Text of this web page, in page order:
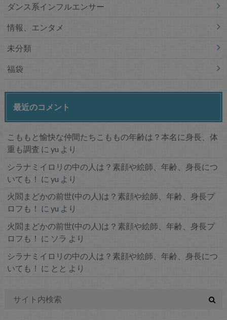
ダンス系インフルエンサー
情報、エンタメ
未分類
福袋
最近のコメント
こももと愉快な仲間たちこももの年齢は？本名に身長、体
重も調査 に yu より
シラナミイロリの中の人は？素顔や絵師、年齢、身長につ
いても！ に yu より
火閻まどかの前世(中の人)は？素顔や絵師、年齢、身長プ
ロフも！ に yu より
火閻まどかの前世(中の人)は？素顔や絵師、年齢、身長プ
ロフも！ に ソラ より
シラナミイロリの中の人は？素顔や絵師、年齢、身長につ
いても！ に とと より